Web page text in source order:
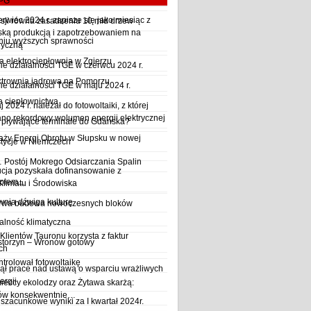
równa zasadzeniu 10 mld drzew
wyższych sprawności
elektrociepłownia w Zgierzu
jądrowa na Pomorzu
ciepłownictwa
terminale do Gdańska?
w Niemczech
Mokrego Odsiarczania Spalin
dźwiga kulturę
klimatyczna
– Wronów gotowy
fotowoltaikę
ekolodzy oraz Żytawa skarżą:
konsekwentnie…
2024 r. zapisze się jako miesiąc z
produkcją i zapotrzebowaniem na
działalności TGE w czerwcu 2024 r.
działalności TGE w maju 2024 r.
2024 r. należał do fotowoltaiki, z której
rekordowy wolumen energii elektrycznej
Energi Obrotu w Słupsku w nowej
pozyskała dofinansowanie z
i Środowiska
budowa nowoczesnych bloków
Tauronu korzysta z faktur
prace nad ustawą o wsparciu wrażliwych
wyniki za I kwartał 2024r.